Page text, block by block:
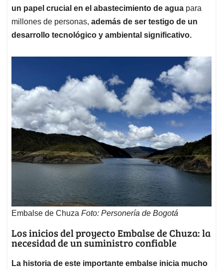
un papel crucial en el abastecimiento de agua para
millones de personas, además de ser testigo de un
desarrollo tecnológico y ambiental significativo.
Embalse de Chuza Foto: Personería de Bogotá
Los inicios del proyecto Embalse de Chuza: la
necesidad de un suministro confiable
La historia de este importante embalse inicia mucho